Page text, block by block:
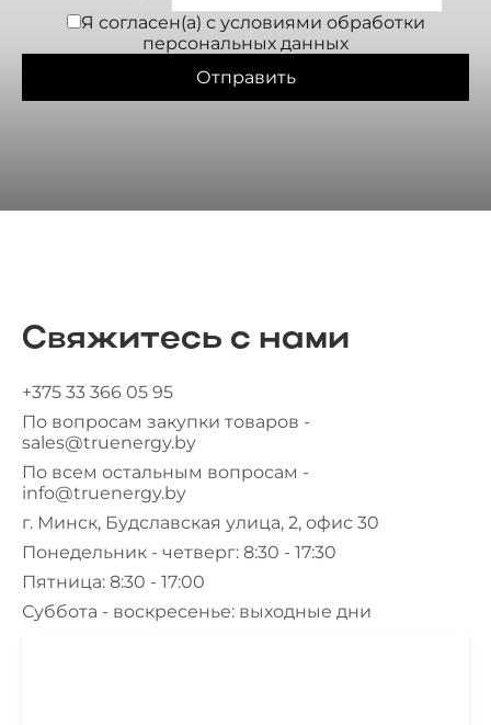
Я согласен(а) с условиями обработки
персональных данных
Отправить
Свяжитесь с нами
+375 33 366 05 95
По вопросам закупки товаров -
sales@truenergy.by
По всем остальным вопросам -
info@truenergy.by
г. Минск, Будславская улица, 2, офис 30
Понедельник - четверг: 8:30 - 17:30
Пятница: 8:30 - 17:00
Суббота - воскресенье: выходные дни